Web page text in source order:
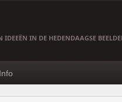
IDEEËN IN DE HEDENDAAGSE
Info